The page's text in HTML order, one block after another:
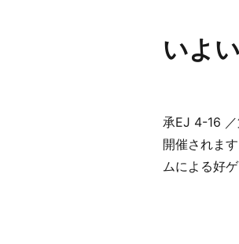
いよ
承EJ 4-16
開催されま
ムによる好